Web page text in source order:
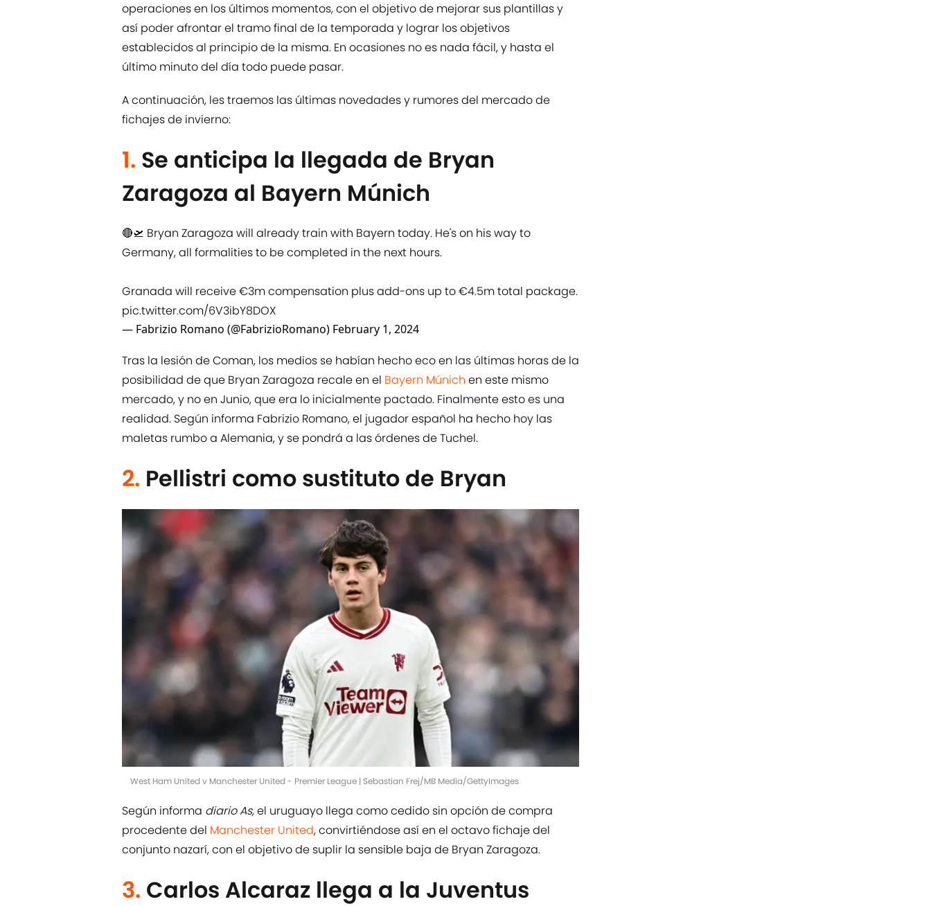
operaciones en los últimos momentos, con el objetivo de mejorar sus plantillas y
así poder afrontar el tramo final de la temporada y lograr los objetivos
establecidos al principio de la misma. En ocasiones no es nada fácil, y hasta el
último minuto del día todo puede pasar.
A continuación, les traemos las últimas novedades y rumores del mercado de
fichajes de invierno:
1. Se anticipa la llegada de Bryan
Zaragoza al Bayern Múnich
🔴🛫 Bryan Zaragoza will already train with Bayern today. He's on his way to
Germany, all formalities to be completed in the next hours.
Granada will receive €3m compensation plus add-ons up to €4.5m total package.
pic.twitter.com/6V3ibY8DOX
— Fabrizio Romano (@FabrizioRomano) February 1, 2024
Tras la lesión de Coman, los medios se habían hecho eco en las últimas horas de la
posibilidad de que Bryan Zaragoza recale en el Bayern Múnich en este mismo
mercado, y no en Junio, que era lo inicialmente pactado. Finalmente esto es una
realidad. Según informa Fabrizio Romano, el jugador español ha hecho hoy las
maletas rumbo a Alemania, y se pondrá a las órdenes de Tuchel.
2. Pellistri como sustituto de Bryan
West Ham United v Manchester United - Premier League | Sebastian Frej/MB Media/GettyImages
Según informa diario As,el uruguayo llega como cedido sin opción de compra
procedente del Manchester United, convirtiéndose así en el octavo fichaje del
conjunto nazarí, con el objetivo de suplir la sensible baja de Bryan Zaragoza.
3. Carlos Alcaraz llega a la Juventus